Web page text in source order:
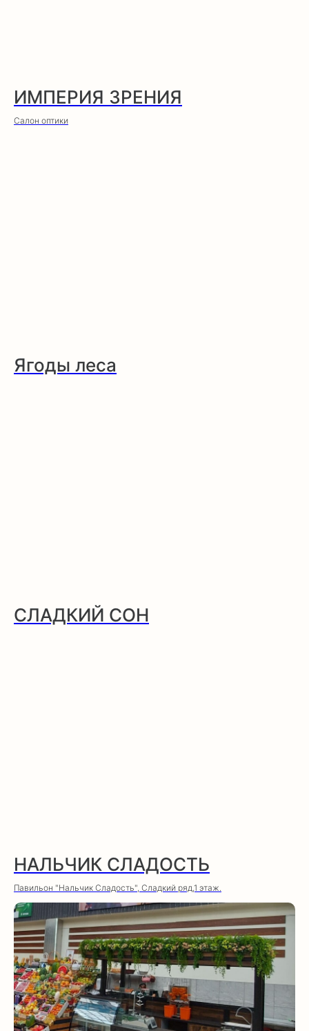
ИМПЕРИЯ ЗРЕНИЯ
Салон оптики
Ягоды леса
СЛАДКИЙ СОН
НАЛЬЧИК СЛАДОСТЬ
Павильон "Нальчик Сладость", Сладкий ряд,1 этаж.